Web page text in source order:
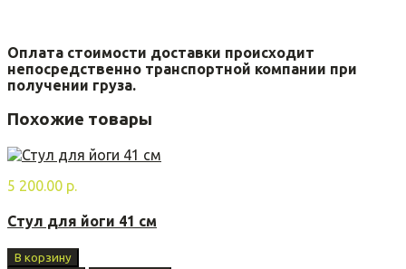
Оплата стоимости доставки происходит
непосредственно транспортной компании при
получении груза.
Похожие товары
5 200.00 р.
Стул для йоги 41 см
В корзину